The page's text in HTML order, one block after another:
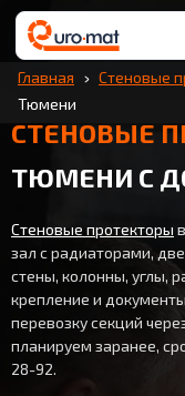
Главная Стеновые
Тюмени
СТЕНОВЫЕ
ТЮМЕНИ С
Стеновые протекторы
зал с радиаторами,
стены, колонны, углы,
крепление и
перевозку секций
планируем заранее,
28-92.